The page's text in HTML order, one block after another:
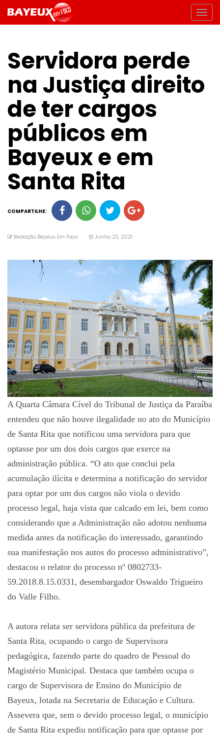
Servidora perde
na Justiça direito
de ter cargos
públicos em
Bayeux e em
Santa Rita
COMPARTILHE:
Redação Bayeux Em Foco Junho 23, 2021
A Quarta Câmara Cível do Tribunal de Justiça da Paraíba
entendeu que não houve ilegalidade no ato do Município
de Santa Rita que notificou uma servidora para que
optasse por um dos dois cargos que exerce na
administração pública. “O ato que conclui pela
acumulação ilícita e determina a notificação do servidor
para optar por um dos cargos não viola o devido
processo legal, haja vista que calcado em lei, bem como
considerando que a Administração não adotou nenhuma
medida antes da notificação do interessado, garantindo
sua manifestação nos autos do processo administrativo”,
destacou o relator do processo nº 0802733-
59.2018.8.15.0331, desembargador Oswaldo Trigueiro
do Valle Filho.
A autora relata ser servidora pública da prefeitura de
Santa Rita, ocupando o cargo de Supervisora
pedagógica, fazendo parte do quadro de Pessoal do
Magistério Municipal. Destaca que também ocupa o
cargo de Supervisora de Ensino do Município de
Bayeux, lotada na Secretaria de Educação e Cultura.
Assevera que, sem o devido processo legal, o município
de Santa Rita expediu notificação para que optasse por